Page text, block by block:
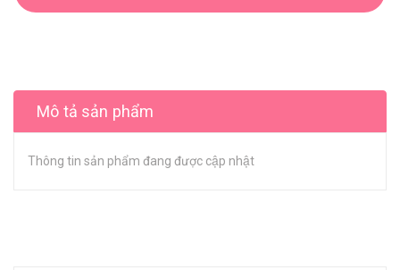
Mô tả sản phẩm
Thông tin sản phẩm đang được cập nhật